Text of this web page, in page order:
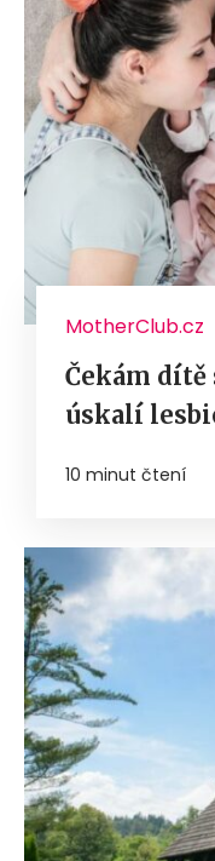
MotherClub.cz
Čekám dítě
úskalí
10 minut čtení